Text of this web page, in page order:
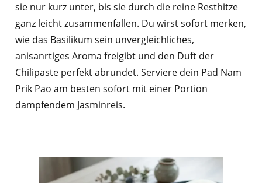
sie nur kurz unter, bis sie durch die reine Resthitze
ganz leicht zusammenfallen. Du wirst sofort merken,
wie das Basilikum sein unvergleichliches,
anisanrtiges Aroma freigibt und den Duft der
Chilipaste perfekt abrundet. Serviere dein Pad Nam
Prik Pao am besten sofort mit einer Portion
dampfendem Jasminreis.